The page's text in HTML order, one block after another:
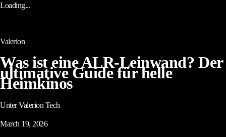
Loading...
Valerion
Was ist eine ALR-Leinwand? Der
ultimative Guide für helle
Heimkinos
Unter Valerion Tech
March 19, 2026